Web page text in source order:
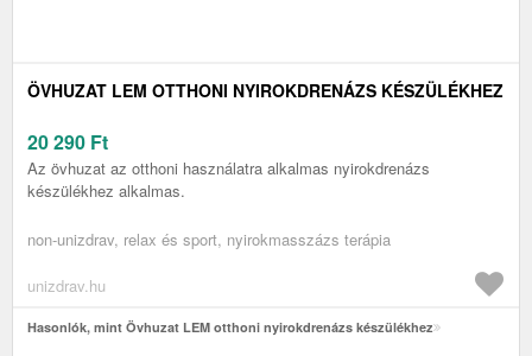
ÖVHUZAT LEM OTTHONI NYIROKDRENÁZS KÉSZÜLÉKHEZ
20 290 Ft
Az övhuzat az otthoni használatra alkalmas nyirokdrenázs
készülékhez alkalmas.
non-unizdrav, relax és sport, nyirokmasszázs terápia
unizdrav.hu
Hasonlók, mint Övhuzat LEM otthoni nyirokdrenázs készülékhez